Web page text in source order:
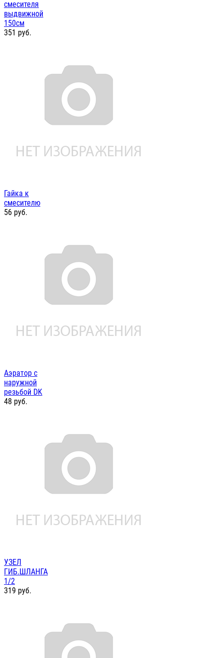
смесителя
выдвижной
150см
351 руб.
Гайка к
смесителю
56 руб.
Аэратор с
наружной
резьбой DK
48 руб.
УЗЕЛ
ГИБ.ШЛАНГА
1/2
319 руб.